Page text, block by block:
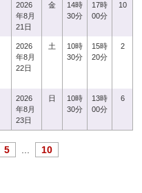
2026
年8月
21日
金
14時
30分
17時
00分
10
2026
年8月
22日
土
10時
30分
15時
20分
2
2026
年8月
23日
日
10時
30分
13時
00分
6
5 10